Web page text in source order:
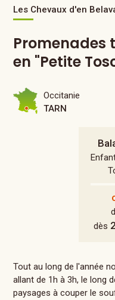
Les Chevaux d'en
Promenades
en "Petite
dès
Occitanie
TARN
Tout au long de l'année
allant de 1h à 3h, le long
paysages à couper le